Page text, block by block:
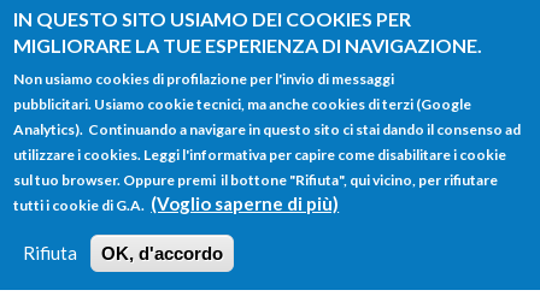
IN QUESTO SITO USIAMO DEI COOKIES PER
MIGLIORARE LA TUE ESPERIENZA DI NAVIGAZIONE.
Non usiamo cookies di profilazione per l'invio di messaggi
pubblicitari. Usiamo cookie tecnici, ma anche cookies di terzi (Google
Analytics). Continuando a navigare in questo sito ci stai dando il consenso ad
utilizzare i cookies. Leggi l'informativa per capire come disabilitare i cookie
sul tuo browser. Oppure premi il bottone "Rifiuta", qui vicino, per rifiutare
tutti i cookie di G.A. (Voglio saperne di più)
Rifiuta OK, d'accordo
Salta al contenuto principale
FORM
DI
RICERCA
Main menu
HOME TUTTI I PROFILI
LOGIN